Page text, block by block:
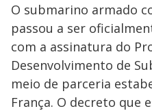
O submarino armado
passou a ser
com a assinatura do
Desenvolvimento de
meio de parceria
França. O decreto que